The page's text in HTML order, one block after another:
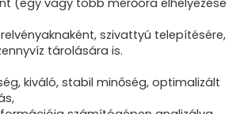
(egy vagy több mérőóra elhelyezése
szivattyú telepítésére,
tárolására is.
kiváló, stabil minőség, optimalizált